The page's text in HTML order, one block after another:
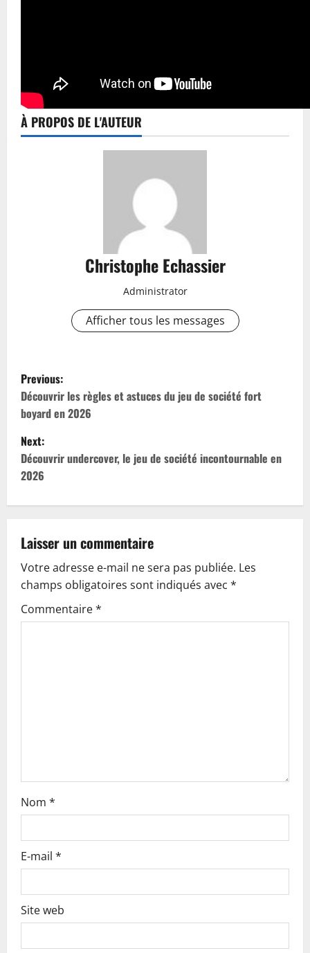
À PROPOS DE L'AUTEUR
Christophe Echassier
Administrator
Afficher tous les messages
P
o
s
t
n
v
i
g
Previous:
Découvrir les règles et astuces du jeu de société fort
boyard en 2026
Next:
Découvrir undercover, le jeu de société incontournable en
2026
Laisser un commentaire
Votre adresse e-mail ne sera pas publiée. Les
champs obligatoires sont indiqués avec *
Commentaire*
Nom *
E-mail *
Site web